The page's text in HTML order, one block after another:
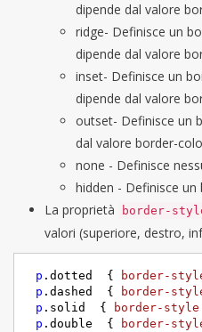
dipende dal valore
ridge- Definisce un
dipende dal valore
inset- Definisce un
dipende dal valore
outset- Definisce un
dal valore border-
none - Definisce
hidden - Definisce
La proprietà
border-
valori (superiore, destro,
p .dotted { border-
p .dashed { border-
p .solid { border-style
p .double { border-